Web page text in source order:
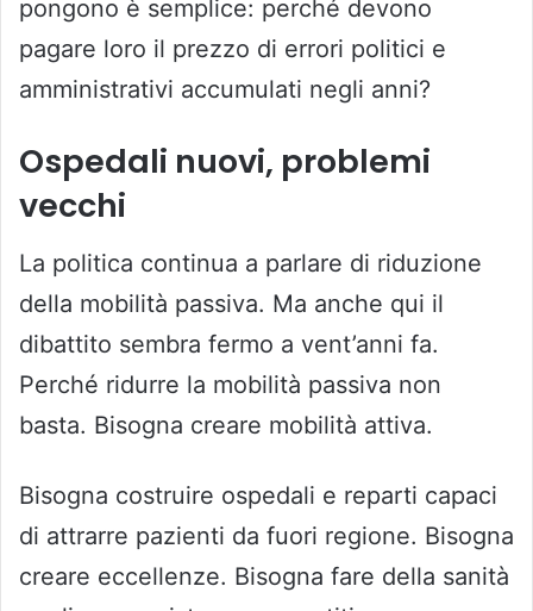
pongono è semplice: perché devono
pagare loro il prezzo di errori politici e
amministrativi accumulati negli anni?
Ospedali nuovi, problemi
vecchi
La politica continua a parlare di riduzione
della mobilità passiva. Ma anche qui il
dibattito sembra fermo a vent’anni fa.
Perché ridurre la mobilità passiva non
basta. Bisogna creare mobilità attiva.
Bisogna costruire ospedali e reparti capaci
di attrarre pazienti da fuori regione. Bisogna
creare eccellenze. Bisogna fare della sanità